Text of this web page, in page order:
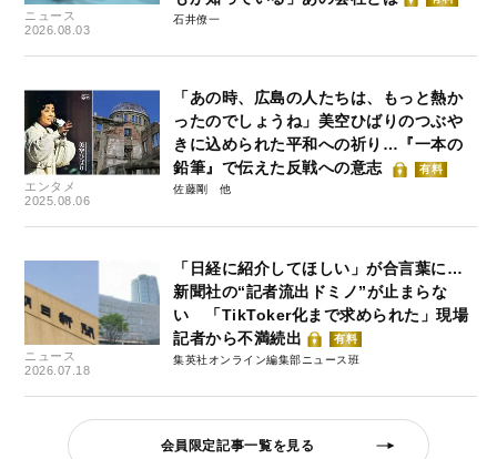
ニュース
2026.08.03
石井僚一
エンタメ
2025.08.06
「あの時、広島の人たちは、もっと熱か
ったのでしょうね」美空ひばりのつぶや
きに込められた平和への祈り…『一本の
鉛筆』で伝えた反戦への意志
有料
佐藤剛
ニュース
2026.07.18
「日経に紹介してほしい」が合言葉に…
新聞社の“記者流出ドミノ”が止まらな
い 「TikToker化まで求められた」現場
記者から不満続出
有料
集英社オンライン編集部ニュース班
会員限定記事一覧を見る